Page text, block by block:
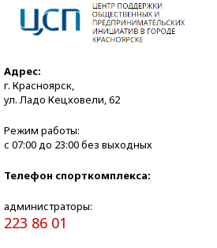
Адрес:
г. Красноярск,
ул. Ладо Кецховели, 62
Режим работы:
с 07:00 до 23:00 без выходных
Телефон спорткомплекса:
администраторы:
223 86 01